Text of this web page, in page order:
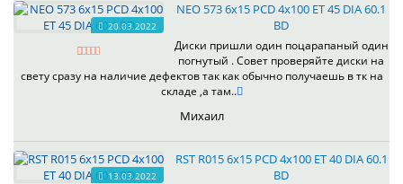
20.03.2022
NEO 573 6x15 PCD 4x100 ET 45 DIA 60.1
BD
Диски пришли один поцарапаный один
погнутый . Совет проверяйте диски на
свету сразу на наличие дефектов так как обычно получаешь в тк на
складе ,а там..
Михаил
13.03.2022
RST R015 6x15 PCD 4x100 ET 40 DIA 60.1
BD